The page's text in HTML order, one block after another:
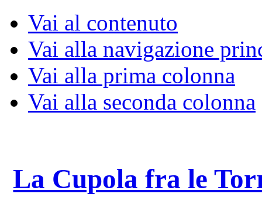
Vai al contenuto
Vai alla navigazione
Vai alla prima colonna
Vai alla seconda colonna
La Cupola fra le